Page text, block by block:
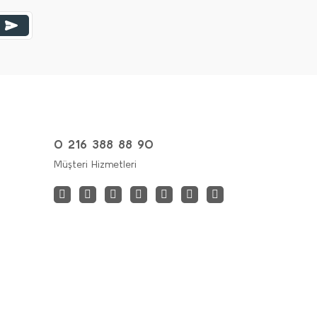
0 216 388 88 90
Müşteri Hizmetleri